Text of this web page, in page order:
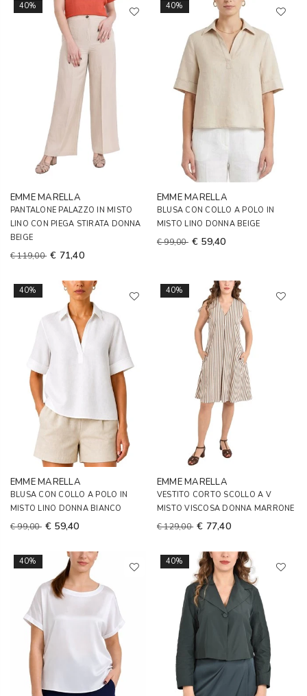
40%
EMME MARELLA
PANTALONE PALAZZO IN MISTO
LINO CON PIEGA STIRATA DONNA
BEIGE
€ 119,00 € 71,40
40%
EMME MARELLA
BLUSA CON COLLO A POLO IN
MISTO LINO DONNA BEIGE
€ 99,00 € 59,40
40%
EMME MARELLA
BLUSA CON COLLO A POLO IN
MISTO LINO DONNA BIANCO
€ 99,00 € 59,40
40%
EMME MARELLA
VESTITO CORTO SCOLLO A V
MISTO VISCOSA DONNA MARRONE
€ 129,00 € 77,40
40% 40%